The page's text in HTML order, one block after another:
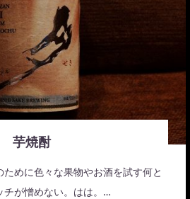
芋焼酎
めに色々な果物やお酒を試す何と
チが憎めない。はは。…